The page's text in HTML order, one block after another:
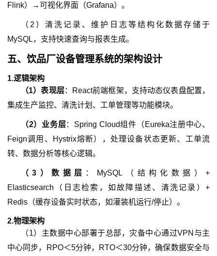
Flink）→可视化界面（Grafana）。
（ 2 ）清洗记录、维护日志等结构化数据存储于
MySQL，支持快速查询与报表生成。
五、 饮品厂设备管理系统的架构设计
1.逻辑架构
（1）表现层：React前端框架，支持动态仪表盘配置，
集成生产监控、清洗计划、工单管理等功能模块。
（2） 业务层：Spring Cloud组件（Eureka注册中心、
Feign调用、Hystrix熔断），处理设备状态更新、工单流
转、数据分析等核心逻辑。
（3 ）数据层 ：MySQL（结构化数据）+
Elasticsearch（日志检索，如故障描述、清洗记录）+
Redis（缓存设备实时状态，如灌装机运行/停止）。
2.物理架构
（1） 主数据中心部署于总部，灾备中心通过VPN与主
中心同步，RPO＜5分钟，RTO＜30分钟，确保数据安全与